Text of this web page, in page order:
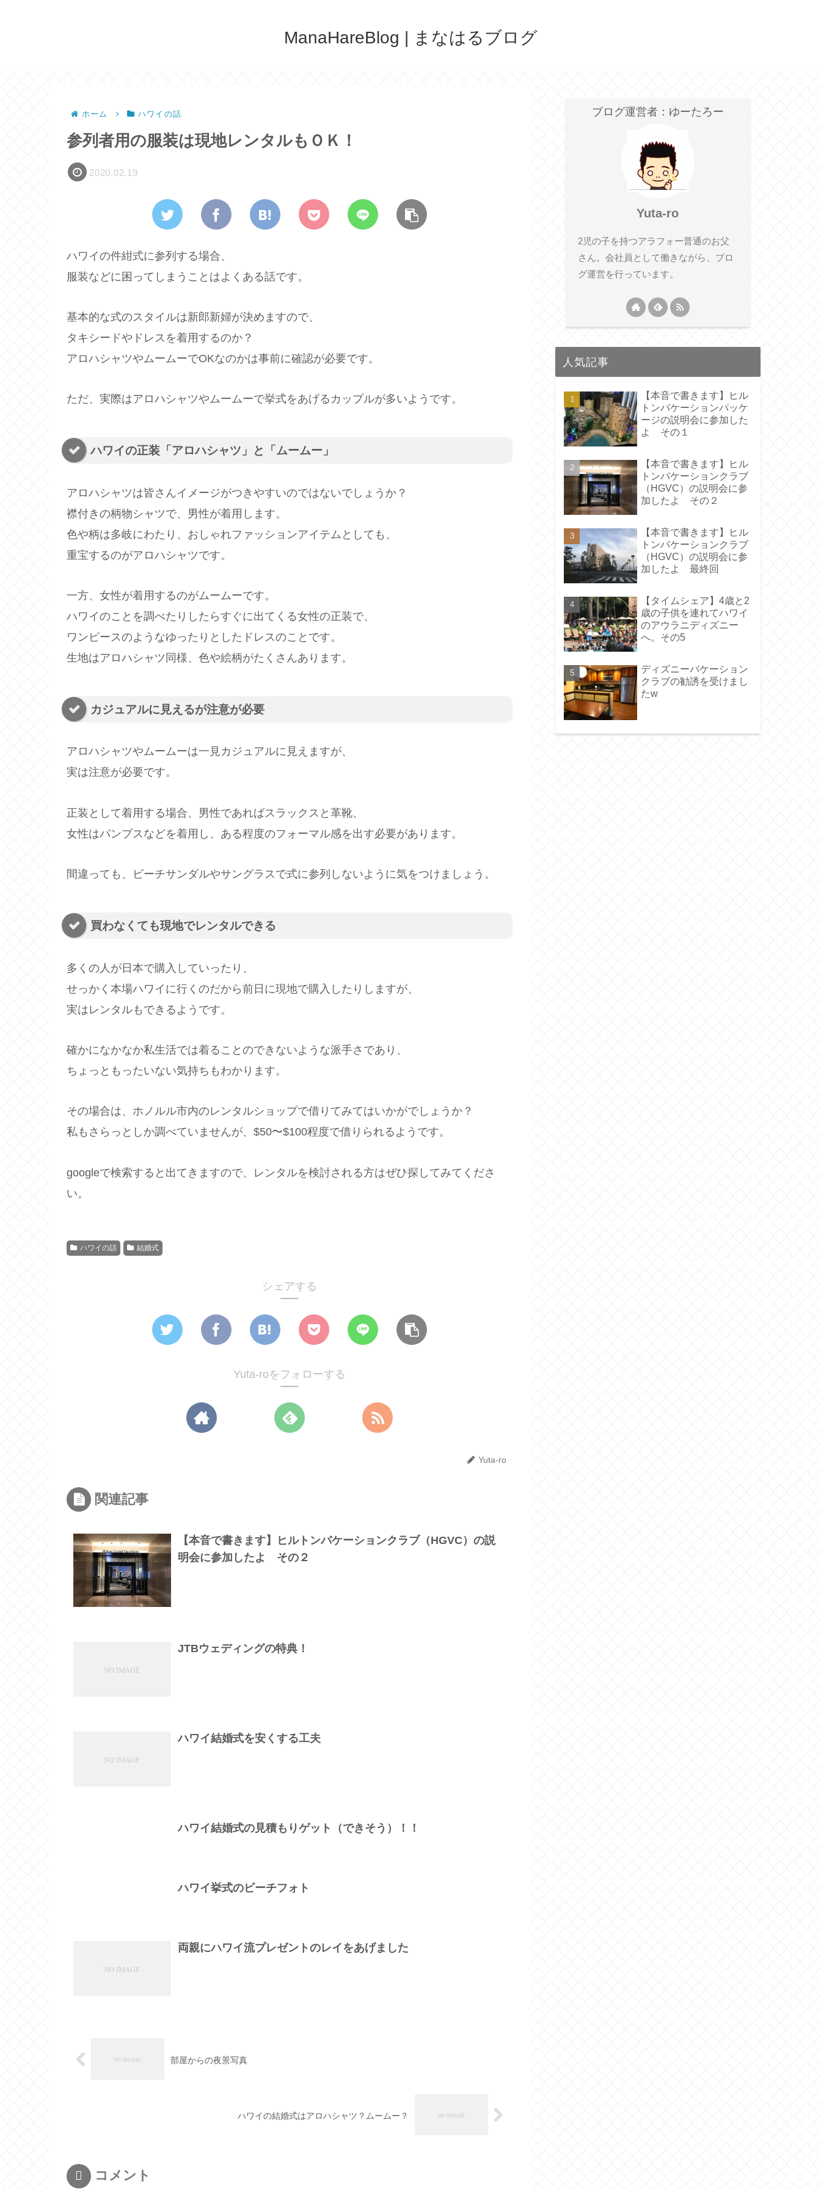
ManaHareBlog | まなはるブログ
ホーム ハワイの話
参列者用の服装は現地レンタルもＯＫ！
2020.02.19
ハワイの件紺式に参列する場合、
服装などに困ってしまうことはよくある話です。
基本的な式のスタイルは新郎新婦が決めますので、
タキシードやドレスを着用するのか？
アロハシャツやムームーでOKなのかは事前に確認が必要です。
ただ、実際はアロハシャツやムームーで挙式をあげるカップルが多いようです。
ハワイの正装「アロハシャツ」と「ムームー」
アロハシャツは皆さんイメージがつきやすいのではないでしょうか？
襟付きの柄物シャツで、男性が着用します。
色や柄は多岐にわたり、おしゃれファッションアイテムとしても、
重宝するのがアロハシャツです。
一方、女性が着用するのがムームーです。
ハワイのことを調べたりしたらすぐに出てくる女性の正装で、
ワンピースのようなゆったりとしたドレスのことです。
生地はアロハシャツ同様、色や絵柄がたくさんあります。
カジュアルに見えるが注意が必要
アロハシャツやムームーは一見カジュアルに見えますが、
実は注意が必要です。
正装として着用する場合、男性であればスラックスと革靴、
女性はパンプスなどを着用し、ある程度のフォーマル感を出す必要があります。
間違っても、ビーチサンダルやサングラスで式に参列しないように気をつけましょう。
買わなくても現地でレンタルできる
多くの人が日本で購入していったり、
せっかく本場ハワイに行くのだから前日に現地で購入したりしますが、
実はレンタルもできるようです。
確かになかなか私生活では着ることのできないような派手さであり、
ちょっともったいない気持ちもわかります。
その場合は、ホノルル市内のレンタルショップで借りてみてはいかがでしょうか？
私もさらっとしか調べていませんが、$50〜$100程度で借りられるようです。
googleで検索すると出てきますので、レンタルを検討される方はぜひ探してみてくださ
い。
ハワイの話 結婚式
シェアする
Yuta-roをフォローする
Yuta-ro
関連記事
【本音で書きます】ヒルトンバケーションクラブ（HGVC）の説
明会に参加したよ その２
JTBウェディングの特典！
ハワイ結婚式を安くする工夫
ハワイ結婚式の見積もりゲット（できそう）！！
ハワイ挙式のビーチフォト
両親にハワイ流プレゼントのレイをあげました
部屋からの夜景写真
ハワイの結婚式はアロハシャツ？ムームー？
コメント
ブログ運営者：ゆーたろー
Yuta-ro
2児の子を持つアラフォー普通のお父
さん。会社員として働きながら、ブロ
グ運営を行っています。
人気記事
【本音で書きます】ヒル
トンバケーションパッケ
ージの説明会に参加した
よ その１
【本音で書きます】ヒル
トンバケーションクラブ
（HGVC）の説明会に参
加したよ その２
【本音で書きます】ヒル
トンバケーションクラブ
（HGVC）の説明会に参
加したよ 最終回
【タイムシェア】4歳と2
歳の子供を連れてハワイ
のアウラニディズニー
へ。その5
ディズニーバケーション
クラブの勧誘を受けまし
たw